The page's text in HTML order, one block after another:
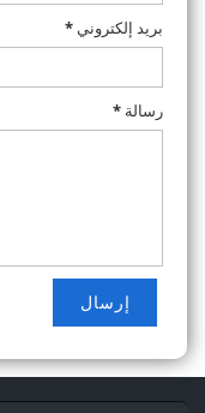
بريد إلكتروني*
رسالة *